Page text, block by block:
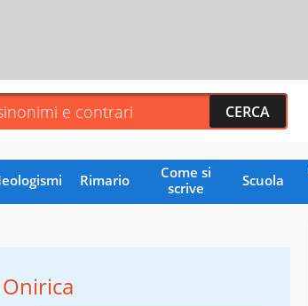
Rimario
Come si
scrive
Scuola
Onirica